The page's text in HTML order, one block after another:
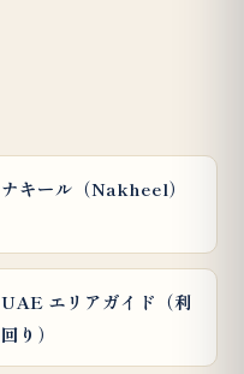
ナキール（Nakheel）
UAE エリアガイド（利
回り）